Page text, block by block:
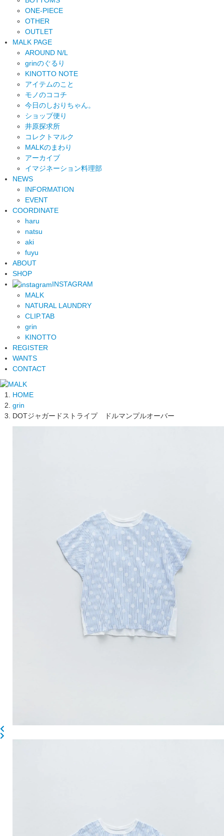
ONE-PIECE
OTHER
OUTLET
MALK PAGE
AROUND N/L
grinのぐるり
KINOTTO NOTE
アイテムのこと
モノのココチ
今日のしおりちゃん。
ショップ便り
井原探求所
コレクトマルク
MALKのまわり
アーカイブ
イマジネーション料理部
NEWS
INFORMATION
EVENT
COORDINATE
haru
natsu
aki
fuyu
ABOUT
SHOP
INSTAGRAM
MALK
NATURAL LAUNDRY
CLIP.TAB
grin
KINOTTO
REGISTER
WANTS
CONTACT
HOME
grin
DOTジャガードストライプ ドルマンプルオーバー